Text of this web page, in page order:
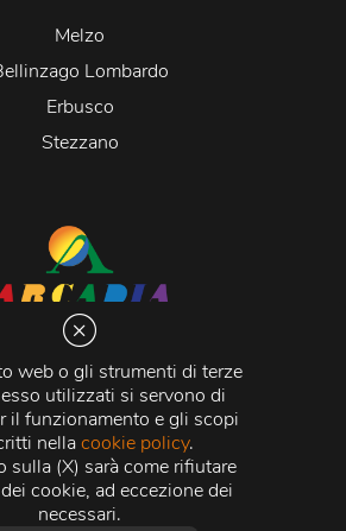
web o gli strumenti di terze
utilizzati si servono di
il funzionamento e gli scopi
nellacookie policy.
sulla (X) sarà come rifiutare
cookie, ad eccezione dei
necessari.
Melzo
Lombardo
Erbusco
Stezzano
Martiri della Libertà 20066 Melzo (MI)
- R.E.A di Milano n. 1427910
di Milano n. 338392 -
11015840157 | Capitale Sociale
500.000,00 i.v.
S.r.l. 2026 © Tutti i diritti
riservati.